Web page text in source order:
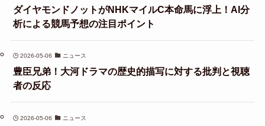
ダイヤモンドノットがNHKマイルC本命馬に浮上！AI分
析による競馬予想の注目ポイント
2026-05-06 ニュース
豊臣兄弟！大河ドラマの歴史的描写に対する批判と視聴
者の反応
2026-05-06 ニュース